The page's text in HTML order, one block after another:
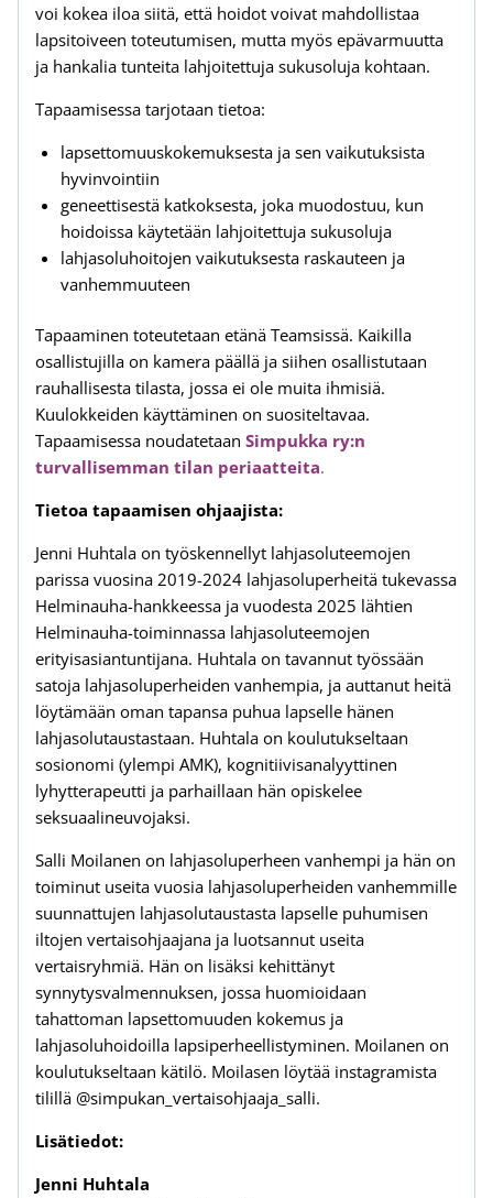
voi kokea iloa siitä, että hoidot voivat mahdollistaa
lapsitoiveen toteutumisen, mutta myös epävarmuutta
ja hankalia tunteita lahjoitettuja sukusoluja kohtaan.
Tapaamisessa tarjotaan tietoa:
lapsettomuuskokemuksesta ja sen vaikutuksista
hyvinvointiin
geneettisestä katkoksesta, joka muodostuu, kun
hoidoissa käytetään lahjoitettuja sukusoluja
lahjasoluhoitojen vaikutuksesta raskauteen ja
vanhemmuuteen
Tapaaminen toteutetaan etänä Teamsissä. Kaikilla
osallistujilla on kamera päällä ja siihen osallistutaan
rauhallisesta tilasta, jossa ei ole muita ihmisiä.
Kuulokkeiden käyttäminen on suositeltavaa.
Tapaamisessa noudatetaan Simpukka ry:n
turvallisemman tilan periaatteita.
Tietoa tapaamisen ohjaajista:
Jenni Huhtala on työskennellyt lahjasoluteemojen
parissa vuosina 2019-2024 lahjasoluperheitä tukevassa
Helminauha-hankkeessa ja vuodesta 2025 lähtien
Helminauha-toiminnassa lahjasoluteemojen
erityisasiantuntijana. Huhtala on tavannut työssään
satoja lahjasoluperheiden vanhempia, ja auttanut heitä
löytämään oman tapansa puhua lapselle hänen
lahjasolutaustastaan. Huhtala on koulutukseltaan
sosionomi (ylempi AMK), kognitiivisanalyyttinen
lyhytterapeutti ja parhaillaan hän opiskelee
seksuaalineuvojaksi.
Salli Moilanen on lahjasoluperheen vanhempi ja hän on
toiminut useita vuosia lahjasoluperheiden vanhemmille
suunnattujen lahjasolutaustasta lapselle puhumisen
iltojen vertaisohjaajana ja luotsannut useita
vertaisryhmiä. Hän on lisäksi kehittänyt
synnytysvalmennuksen, jossa huomioidaan
tahattoman lapsettomuuden kokemus ja
lahjasoluhoidoilla lapsiperheellistyminen. Moilanen on
koulutukseltaan kätilö. Moilasen löytää instagramista
tilillä @simpukan_vertaisohjaaja_salli.
Lisätiedot:
Jenni Huhtala